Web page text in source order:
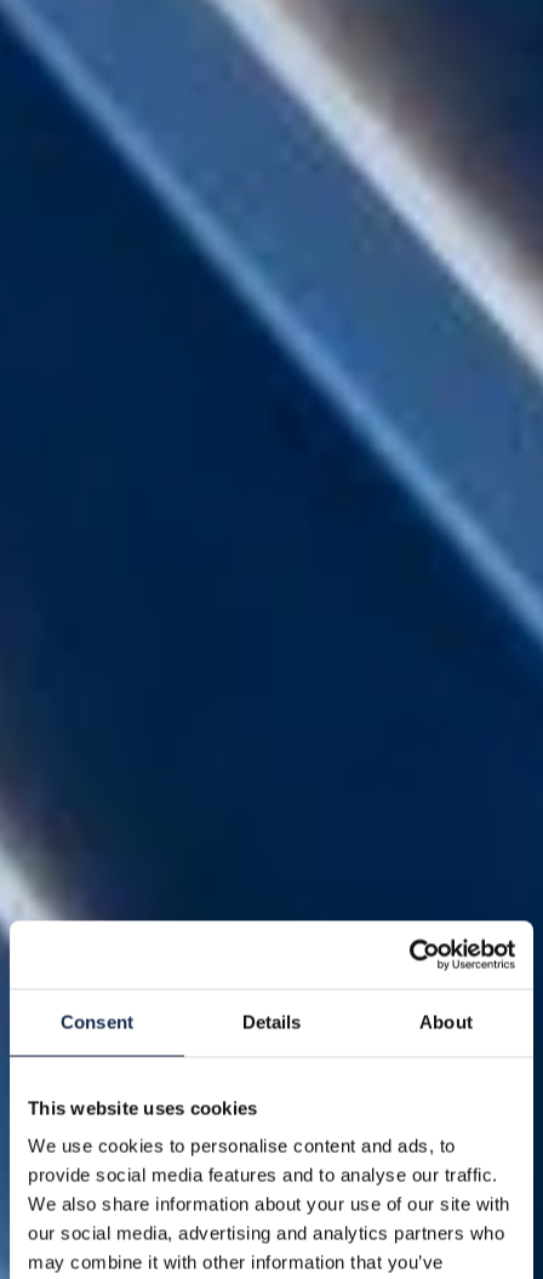
Consent Details About
This website uses cookies
We use cookies to personalise content and ads, to
provide social media features and to analyse our traffic.
We also share information about your use of our site with
our social media, advertising and analytics partners who
may combine it with other information that you’ve